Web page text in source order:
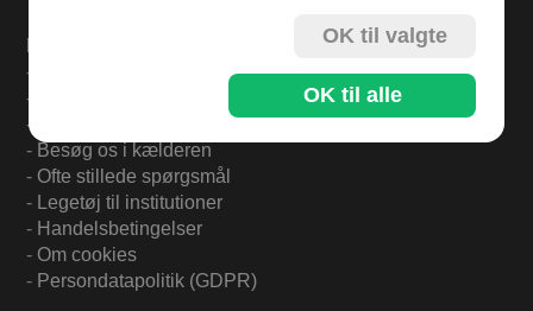
-
-
-
- Besøg os i kælderen
- Ofte stillede spørgsmål
- Legetøj til institutioner
- Handelsbetingelser
- Om cookies
- Persondatapolitik (GDPR)
OK til valgte
OK til alle